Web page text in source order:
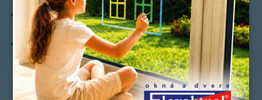
Varenie
Vždy používajte odsávače pár.
Sprchovanie a kúpanie
Ak nemáte možnosť vetrať oknom, určite používajte
kvalitný ventilátor. Dvere do kúpeľne nechajte po
sprchovaní otvorené, aby sa vlhkosť nekoncentrovala
v malom priestore